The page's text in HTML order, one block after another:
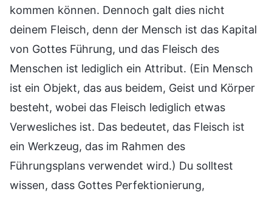
kommen können. Dennoch galt dies nicht
deinem Fleisch, denn der Mensch ist das Kapital
von Gottes Führung, und das Fleisch des
Menschen ist lediglich ein Attribut. (Ein Mensch
ist ein Objekt, das aus beidem, Geist und Körper
besteht, wobei das Fleisch lediglich etwas
Verwesliches ist. Das bedeutet, das Fleisch ist
ein Werkzeug, das im Rahmen des
Führungsplans verwendet wird.) Du solltest
wissen, dass Gottes Perfektionierung,